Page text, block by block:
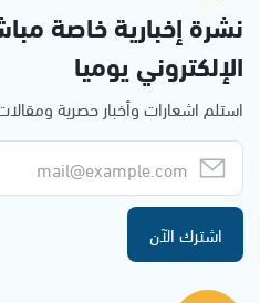
نشرة إخبارية خاصة
الإلكتروني يوميا
استلم اشعارات وأخبار حصرية
اشترك الآن